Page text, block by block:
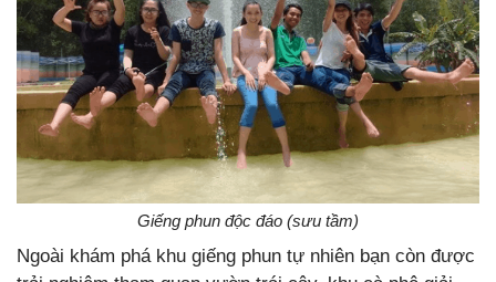
Giếng phun độc đáo (sưu tầm)
Ngoài khám phá khu giếng phun tự nhiên bạn còn được